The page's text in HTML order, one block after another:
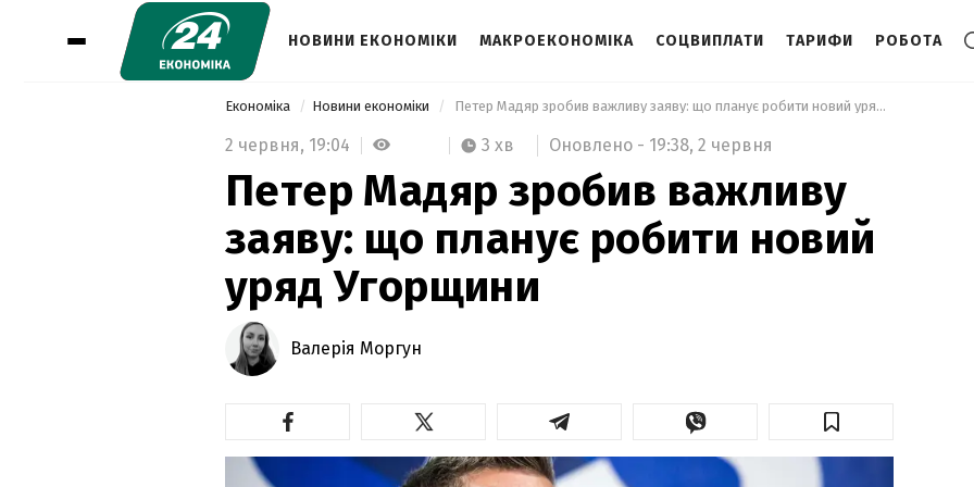
НОВИНИ ЕКОНОМІКИ МАКРОЕКОНОМІКА СОЦВИПЛАТИ ТАРИФИ РОБОТА
Економіка Новини економіки Петер Мадяр зробив важливу заяву: що планує робити новий уряд Угорщини
2 червня, 19:04 3 хв Оновлено - 19:38, 2 червня
Петер Мадяр зробив важливу
заяву: що планує робити новий
уряд Угорщини
Валерія Моргун